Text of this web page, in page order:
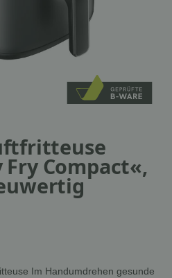
Fry Compact«,
Im Handumdrehen gesunde